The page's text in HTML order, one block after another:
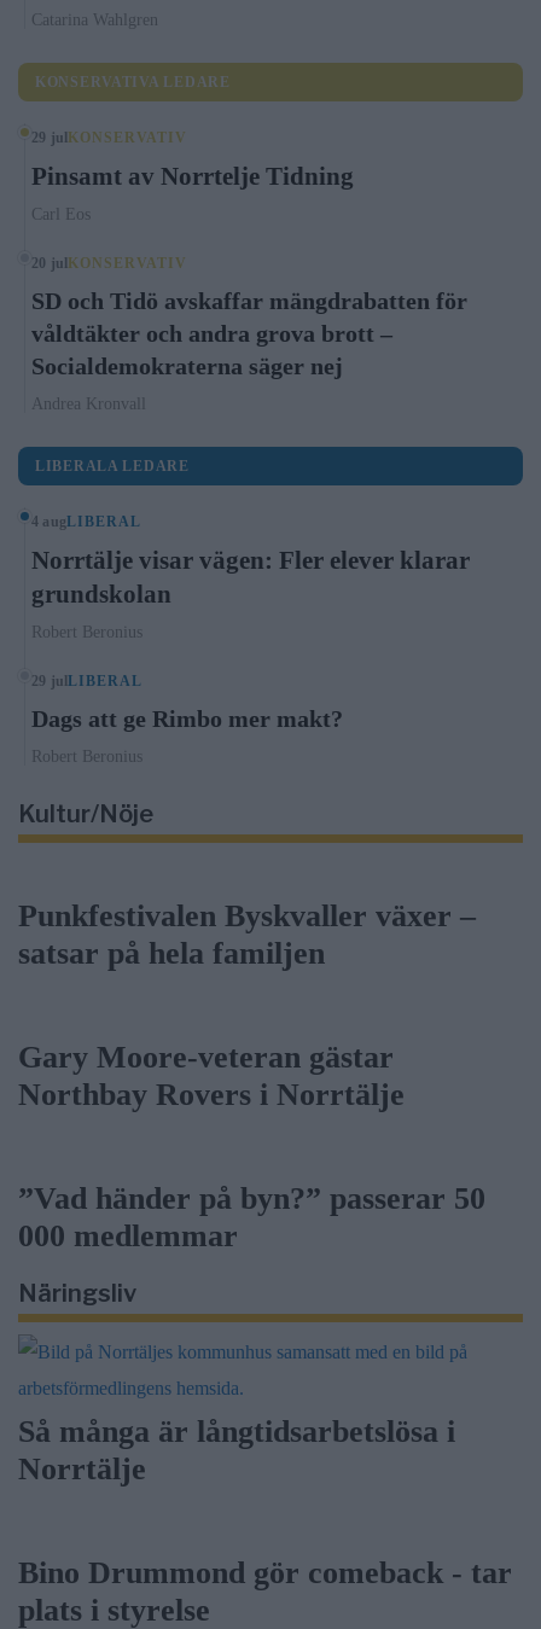
Catarina Wahlgren
KONSERVATIVA LEDARE
29 julKONSERVATIV
Pinsamt av Norrtelje Tidning
Carl Eos
20 julKONSERVATIV
SD och Tidö avskaffar mängdrabatten för
våldtäkter och andra grova brott –
Socialdemokraterna säger nej
Andrea Kronvall
LIBERALA LEDARE
4 augLIBERAL
Norrtälje visar vägen: Fler elever klarar
grundskolan
Robert Beronius
29 julLIBERAL
Dags att ge Rimbo mer makt?
Robert Beronius
Kultur/Nöje
Punkfestivalen Byskvaller växer –
satsar på hela familjen
Gary Moore-veteran gästar
Northbay Rovers i Norrtälje
”Vad händer på byn?” passerar 50
000 medlemmar
Näringsliv
Så många är långtidsarbetslösa i
Norrtälje
Bino Drummond gör comeback - tar
plats i styrelse